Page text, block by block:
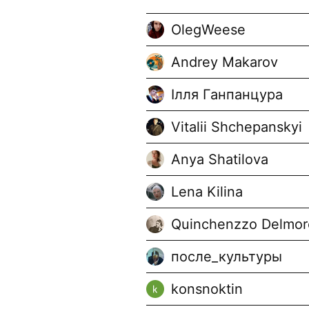
OlegWeese
Andrey Makarov
Ілля Ганпанцура
Vitalii Shchepanskyi
Anya Shatilova
Lena Kilina
Quinchenzzo
после_культуры
konsnoktin